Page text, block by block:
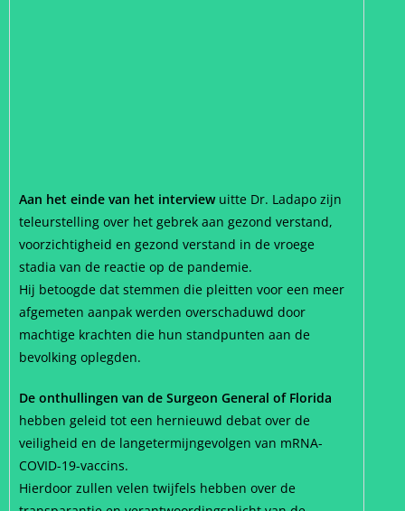
Aan het einde van het interviewuitte Dr. Ladapo zijn
teleurstelling over het gebrek aan gezond verstand,
voorzichtigheid en gezond verstand in de vroege
stadia van de reactie op de pandemie.
Hij betoogde dat stemmen die pleitten voor een meer
afgemeten aanpak werden overschaduwd door
machtige krachten die hun standpunten aan de
bevolking oplegden.
De onthullingen van de Surgeon General of Florida
hebben geleid tot een hernieuwd debat over de
veiligheid en de langetermijngevolgen van mRNA-
COVID-19-vaccins.
Hierdoor zullen velen twijfels hebben over de